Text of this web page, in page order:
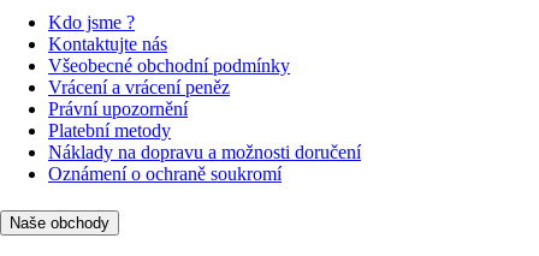
Kdo jsme ?
Kontaktujte nás
Všeobecné obchodní podmínky
Vrácení a vrácení peněz
Právní upozornění
Platební metody
Náklady na dopravu a možnosti doručení
Oznámení o ochraně soukromí
Naše obchody